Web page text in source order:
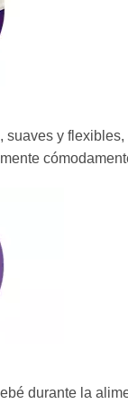
y
durante la